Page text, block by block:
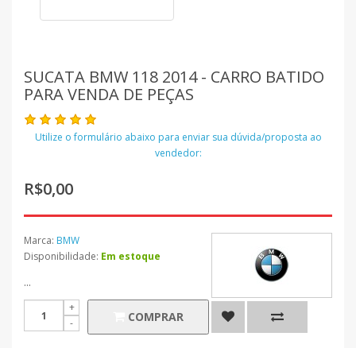
SUCATA BMW 118 2014 - CARRO BATIDO
PARA VENDA DE PEÇAS
Utilize o formulário abaixo para enviar sua dúvida/proposta ao
vendedor:
R$0,00
Marca: BMW
Disponibilidade: Em estoque
...
COMPRAR